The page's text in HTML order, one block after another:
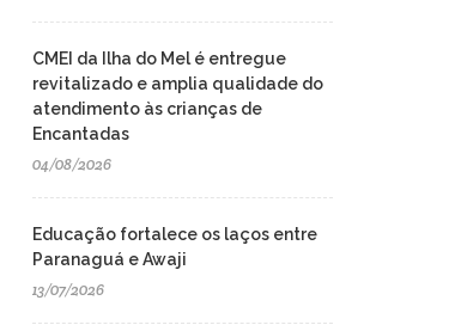
CMEI da Ilha do Mel é entregue
revitalizado e amplia qualidade do
atendimento às crianças de
Encantadas
04/08/2026
Educação fortalece os laços entre
Paranaguá e Awaji
13/07/2026